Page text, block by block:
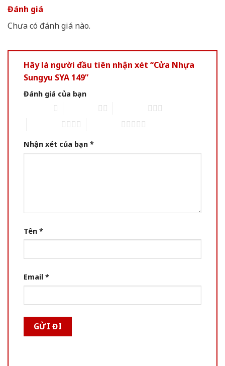
Đánh giá
Chưa có đánh giá nào.
Hãy là người đầu tiên nhận xét “Cửa Nhựa
Sungyu SYA 149”
Đánh giá của bạn
Nhận xét của bạn *
Tên *
Email *